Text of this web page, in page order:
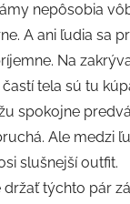
nepôsobia
A ani ľudia sa
Na
tela sú tu
spokojne
Ale medzi
slušnejší outfit.
držať týchto pár